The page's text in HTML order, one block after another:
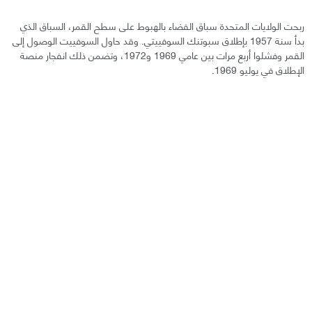
ربحت الولايات المتحدة سباق الفضاء بالهبوط على سطح القمر، السباق الذي
بدأ سنة 1957 بإطلاق سبوتنك السوفييتي. وقد حاول السوفييت الوصول إلى
القمر وفشلوا أربع مرات بين عامي 1969 و1972، وتضمن ذلك انفجار منصة
الإطلاق في يوليو 1969.